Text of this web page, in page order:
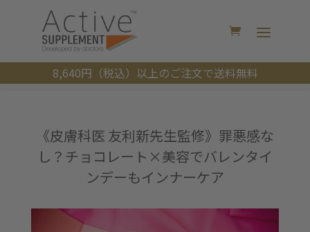
8,640円（税込）以上のご注文で送料無料
《皮膚科医 友利新先生監修》罪悪感な
し？チョコレート×美容でバレンタイ
ンデーもインナーケア